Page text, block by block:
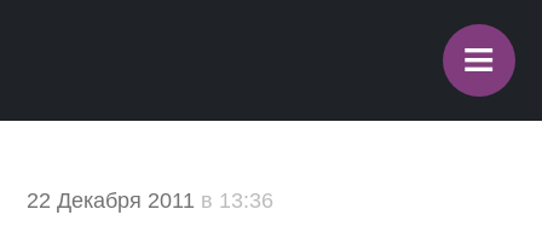
≡
22 Декабря 2011 в 13:36